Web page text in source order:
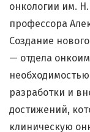
онкологии им.
профессора
Создание
— отдела
разработки и
достижений,
клиническую